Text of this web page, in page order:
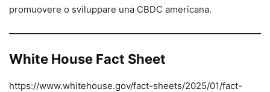
promuovere o sviluppare una CBDC americana.
White House Fact Sheet
https://www.whitehouse.gov/fact-sheets/2025/01/fact-